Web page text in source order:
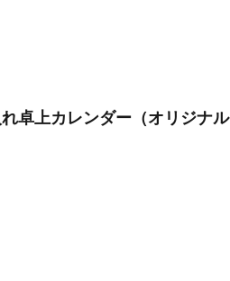
卓上カレンダー（オリジナル